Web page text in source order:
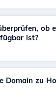
ob
ist?
Domain zu